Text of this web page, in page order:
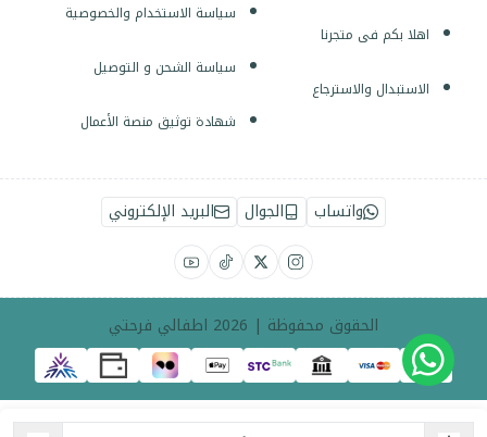
اهلا بكم فى متجرنا
الاستبدال والاسترجاع
سياسة الاستخدام والخصوصية
سياسة الشحن و التوصيل
شهادة توثيق منصة الأعمال
واتساب الجوال البريد الإلكتروني
الحقوق محفوظة | 2026 اطفالي فرحتي